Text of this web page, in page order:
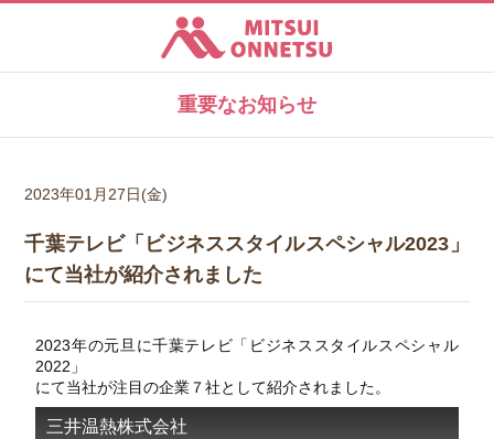
ユーザー製品登録
〒286-0201 千葉県富里市日吉台3-36-1
重要なお知らせ
2023年01月27日(金)
千葉テレビ「ビジネススタイルスペシャル2023」
にて当社が紹介されました
2023年の元旦に千葉テレビ「ビジネススタイルスペシャル
2022」
にて当社が注目の企業７社として紹介されました。
三井温熱株式会社